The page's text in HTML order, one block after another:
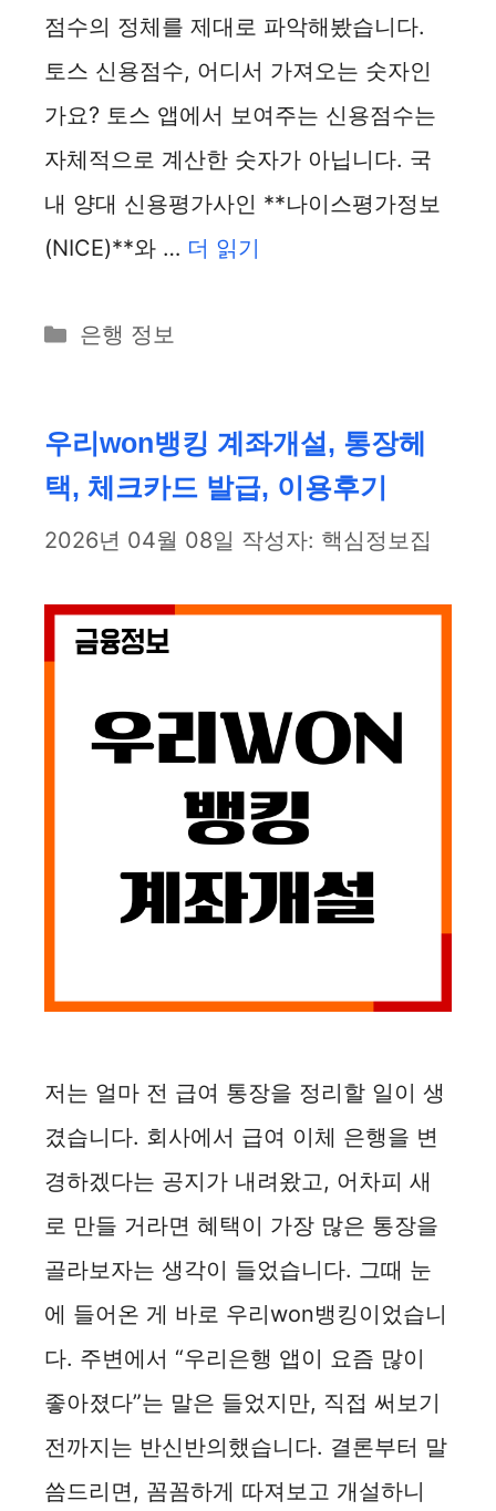
점수의 정체를 제대로 파악해봤습니다.
토스 신용점수, 어디서 가져오는 숫자인
가요? 토스 앱에서 보여주는 신용점수는
자체적으로 계산한 숫자가 아닙니다. 국
내 양대 신용평가사인 **나이스평가정보
(NICE)**와 … 더 읽기
카
리
은행 정보
우리won뱅킹 계좌개설, 통장헤
택, 체크카드 발급, 이용후기
2026년 04월 08일 작성자: 핵심정보집
저는 얼마 전 급여 통장을 정리할 일이 생
겼습니다. 회사에서 급여 이체 은행을 변
경하겠다는 공지가 내려왔고, 어차피 새
로 만들 거라면 혜택이 가장 많은 통장을
골라보자는 생각이 들었습니다. 그때 눈
에 들어온 게 바로 우리won뱅킹이었습니
다. 주변에서 “우리은행 앱이 요즘 많이
좋아졌다”는 말은 들었지만, 직접 써보기
전까지는 반신반의했습니다. 결론부터 말
씀드리면, 꼼꼼하게 따져보고 개설하니